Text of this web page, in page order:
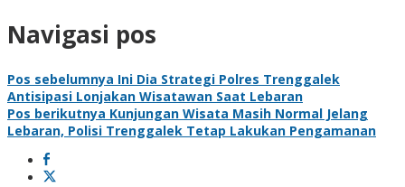
Navigasi pos
Pos sebelumnya Ini Dia Strategi Polres Trenggalek
Antisipasi Lonjakan Wisatawan Saat Lebaran
Pos berikutnya Kunjungan Wisata Masih Normal Jelang
Lebaran, Polisi Trenggalek Tetap Lakukan Pengamanan